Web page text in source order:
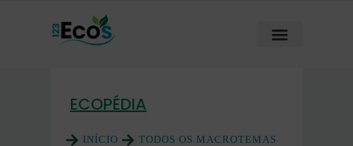
ECOPÉDIA
INÍCIO
TODOS OS MACROTEMAS